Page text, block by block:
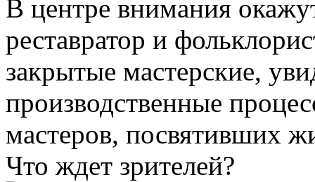
В центре внимания
реставратор и
закрытые мастерские,
производственные
мастеров, посвятивших
Что ждет зрителей?